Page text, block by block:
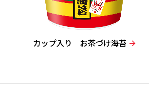
カップ入り お茶づけ海苔